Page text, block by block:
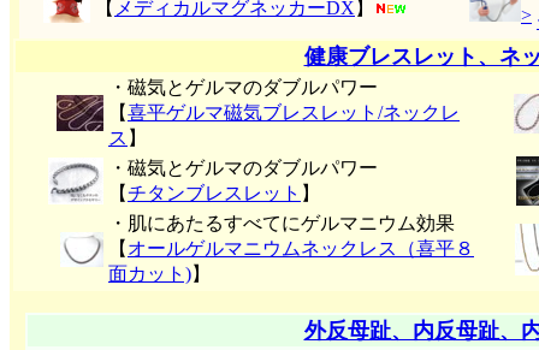
【 メディカルマグネッカーDX 】 >
健康ブレスレット、ネ
・磁気とゲルマのダブルパワー
【喜平ゲルマ磁気ブレスレット/ネックレ
ス 】
・磁気とゲルマのダブルパワー
【チタンブレスレット 】
・肌にあたるすべてにゲルマニウム効果
【 オールゲルマニウムネックレス（喜平８
面カット)】
外反母趾、内反母趾、